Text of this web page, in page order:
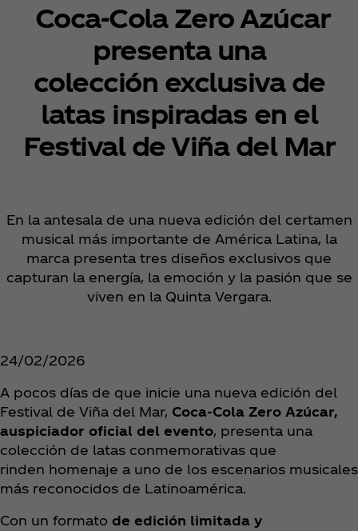
Coca‑Cola Zero Azúcar
presenta una
colección exclusiva de
latas inspiradas en el
Festival de Viña del Mar
En la antesala de una nueva edición del certamen
musical más importante de América Latina, la
marca presenta tres diseños exclusivos que
capturan la energía, la emoción y la pasión que se
viven en la Quinta Vergara.
24/02/2026
A pocos días de que inicie una nueva edición del
Festival de Viña del Mar, Coca‑Cola Zero Azúcar,
auspiciador oficial del evento, presenta una
colección de latas conmemorativas que
rinden homenaje a uno de los escenarios musicales
más reconocidos de Latinoamérica.
Con un formato de edición limitada y